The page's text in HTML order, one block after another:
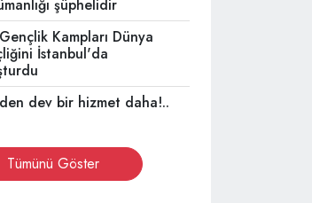
şüphelidir
Kampları Dünya
İstanbul'da
dev bir hizmet daha!..
Tümünü Göster